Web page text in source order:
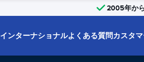
2005年か
インターナショナルよくある質問カスタ